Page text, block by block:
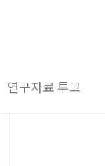
연구자료 투고